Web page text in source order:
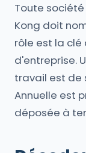
Toute
Kong doit
rôle est la
d'entreprise.
travail est de
Annuelle est
déposée à